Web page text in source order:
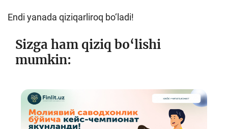
Endi yanada qiziqarliroq bo‘ladi!
Sizga ham qiziq bo‘lishi
mumkin: